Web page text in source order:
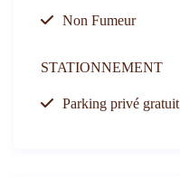
Non Fumeur
STATIONNEMENT
Parking privé gratuit